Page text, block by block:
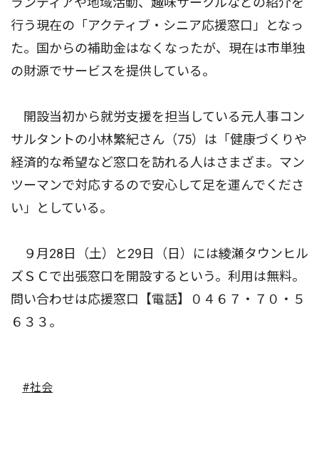
行う現在の「アクティブ・シニア応援窓口」となっ
た。国からの補助金はなくなったが、現在は市単独
の財源でサービスを提供している。
開設当初から就労支援を担当している元人事コン
サルタントの小林繁紀さん（75）は「健康づくりや
経済的な希望など窓口を訪れる人はさまざま。マン
ツーマンで対応するので安心して足を運んでくださ
い」としている。
９月28日（土）と29日（日）には綾瀬タウンヒル
ズＳＣで出張窓口を開設するという。利用は無料。
問い合わせは応援窓口【電話】０４６７・７０・５
６３３。
#社会